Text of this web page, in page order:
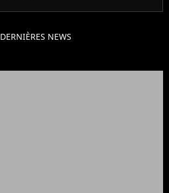
DERNIÈRES NEWS